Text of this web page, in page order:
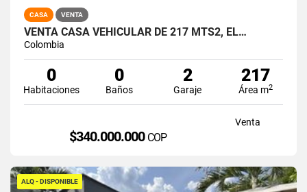
CASA VENTA
VENTA CASA VEHICULAR DE 217 MTS2, EL…
Colombia
0
Habitaciones
0
Baños
2
Garaje
217
Área m2
Venta
$340.000.000 COP
ALQ - DISPONIBLE